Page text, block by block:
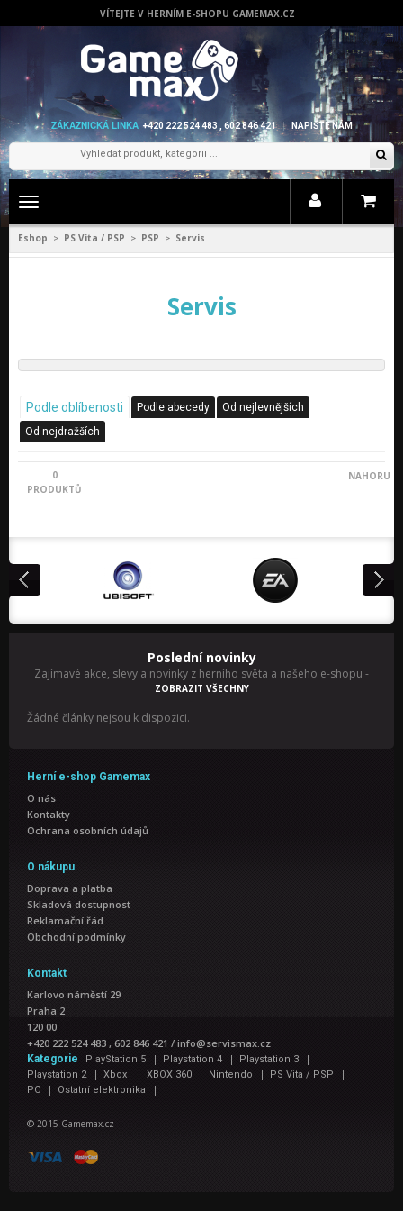
VÍTEJTE V HERNÍM E-SHOPU GAMEMAX.CZ
ZÁKAZNICKÁ LINKA +420 222 524 483 , 602 846 421 NAPIŠTE NÁM
Zobrazit
Eshop > PS Vita / PSP > PSP > Servis
Servis
Podle oblíbenosti Podle abecedy
Od nejlevnějších
Od nejdražších
0
PRODUKTŮ
NAHORU
Poslední novinky
Zajímavé akce, slevy a novinky z herního světa a našeho e-shopu -
ZOBRAZIT VŠECHNY
Žádné články nejsou k dispozici.
Herní e-shop Gamemax
O nás
Kontakty
Ochrana osobních údajů
O nákupu
Doprava a platba
Skladová dostupnost
Reklamační řád
Obchodní podmínky
Kontakt
Karlovo náměstí 29
Praha 2
120 00
+420 222 524 483 , 602 846 421 / info@servismax.cz
Kategorie PlayStation 5 | Playstation 4 | Playstation 3 |
Playstation 2 | Xbox | XBOX 360 | Nintendo | PS Vita / PSP |
PC | Ostatní elektronika |
© 2015 Gamemax.cz